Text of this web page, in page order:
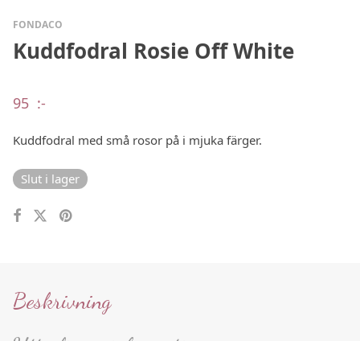
FONDACO
Kuddfodral Rosie Off White
95 :-
Kuddfodral med små rosor på i mjuka färger.
Slut i lager
Beskrivning